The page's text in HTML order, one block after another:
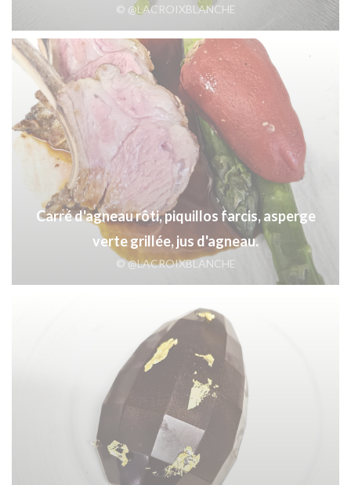
© @LACROIXBLANCHE
Carré d'agneau rôti, piquillos farcis, asperge
verte grillée, jus d'agneau.
© @LACROIXBLANCHE